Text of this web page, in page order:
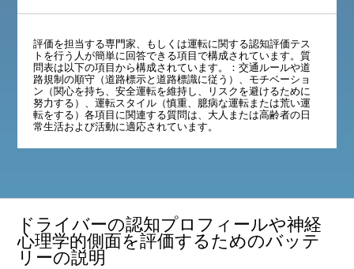
評価を担当する専門家、もしくは運転に関する認知評価テス
トを行う人が簡単に回答できる項目で構成されています。質
問表は以下の項目から構成されています。：交通ルールや道
路規制の順守（道路標示と道路標識に従う）、モチベーショ
ン（関心を持ち、安全運転を維持し、リスクを避けるために
努力する）、運転スタイル（慎重、臆病な運転または荒い運
転をする）各項目に関連する質問は、大人または高齢者の日
常生活および活動に適応されています。
ドライバーの認知プロフィールや神経
心理学的側面を評価するためのバッテ
リーの説明